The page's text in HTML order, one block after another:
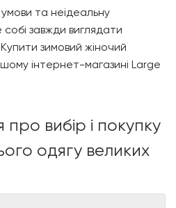
та неідеальну
завжди виглядати
зимовий жіночий
інтернет-магазині Large
про вибір і покупку
одягу великих